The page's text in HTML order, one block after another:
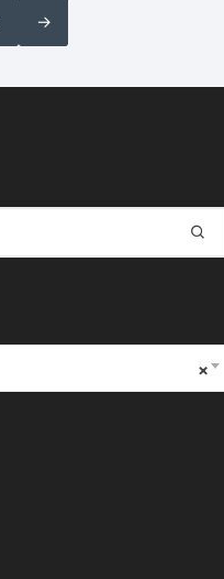
YAMAHA TW 125
2005 5vs
→
×